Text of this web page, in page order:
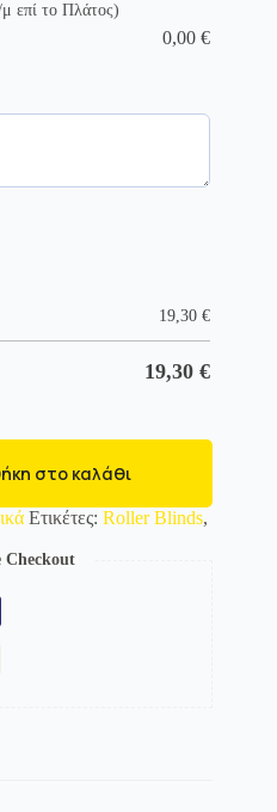
επί το Πλάτος)
0,00€
19,30€
19,30€
στο καλάθι
Ετικέτες: Roller Blinds,
Checkout